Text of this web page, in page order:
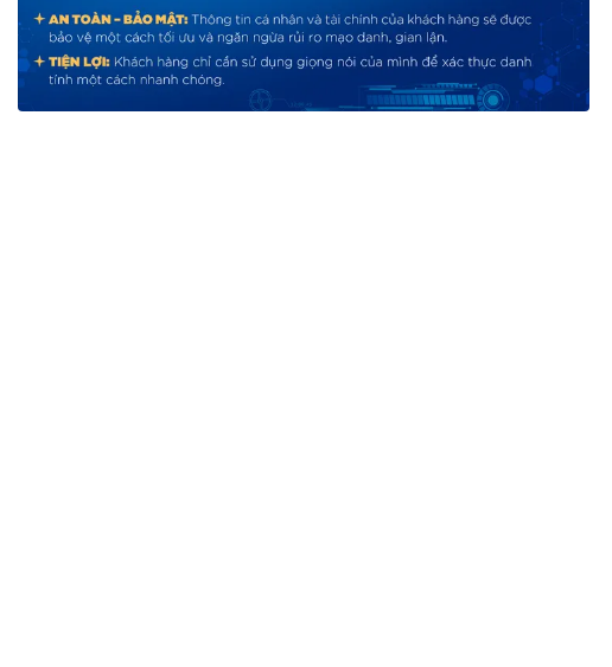
Bộ Chuẩn mực Đạo đức nghề nghiệp
Đối tác
Đấu giá tài sản
Thanh toán –Thẻ
Nhà quản trị